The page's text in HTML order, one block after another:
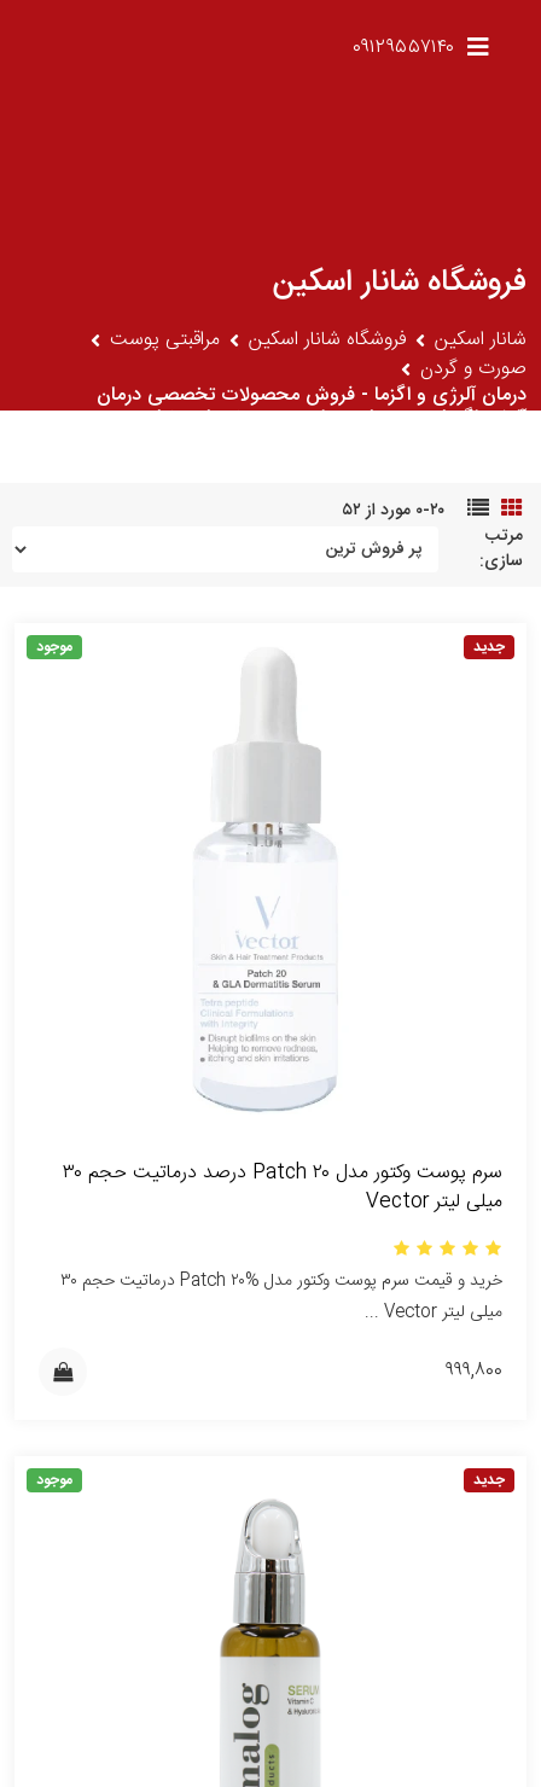
۰۹۱۲۹۵۵۷۱۴۰
فروشگاه شانار اسکین
شانار اسکین فروشگاه شانار اسکین
مراقبتی پوست
صورت و گردن
درمان آلرژی و اگزما - فروش محصولات تخصصی درمان
آلرژی,اگزما و پسوریازیس از برترین برندهای دنیا
۰-۲۰ مورد از ۵۲
مرتب
سازی:
جدید موجود
سرم پوست وکتور مدل Patch ۲۰ درصد درماتیت حجم ۳۰
میلی لیتر Vector
خرید و قیمت سرم پوست وکتور مدل Patch ۲۰% درماتیت حجم ۳۰
میلی لیتر Vector ...
۹۹۹,۸۰۰
جدید موجود